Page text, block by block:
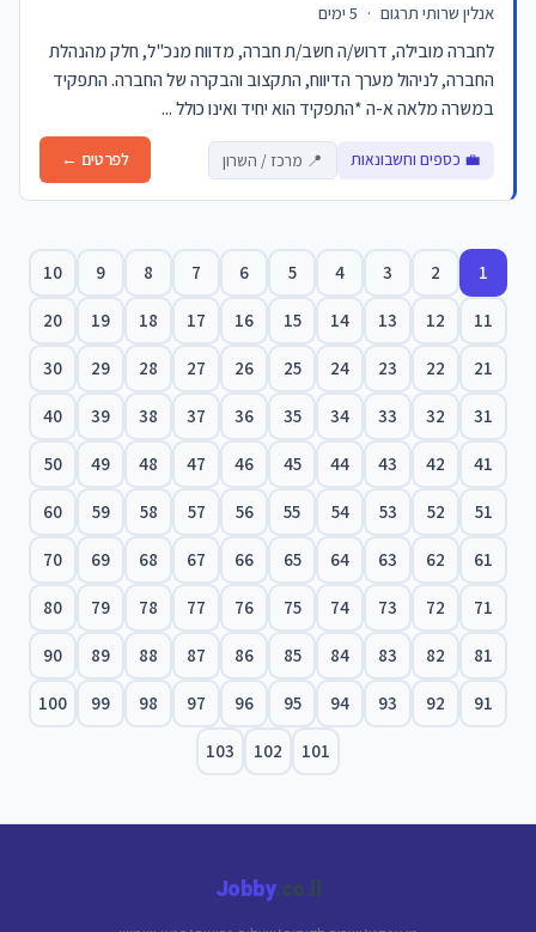
אנלין שרותי תרגום ·
לחברה מובילה, דרוש/ה חשב/ת חברה, מדווח מנכ"ל, חלק מהנהלת
החברה, לניהול מערך הדיווח, התקצוב והבקרה של החברה. התפקיד
במשרה מלאה א-ה *התפקיד הוא יחיד ואינו כולל ...
💼 כספים וחשבונאות 📍 מרכז / השרון לפרטים ←
1
2
3
4
5
6
7
8
9
10
11
12
13
14
15
16
17
18
19
20
21
22
23
24
25
26
27
28
29
30
31
32
33
34
35
36
37
38
39
40
41
42
43
44
45
46
47
48
49
50
51
52
53
54
55
56
57
58
59
60
61
62
63
64
65
66
67
68
69
70
71
72
73
74
75
76
77
78
79
80
81
82
83
84
85
86
87
88
89
90
91
92
93
94
95
96
97
98
99
100
101
102
103
Jobby.co.il